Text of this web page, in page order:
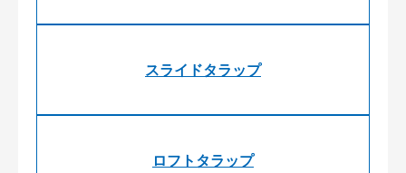
スライドタラップ
ロフトタラップ